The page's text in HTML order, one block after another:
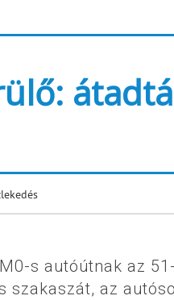
s autóútnak az
szakaszát, az